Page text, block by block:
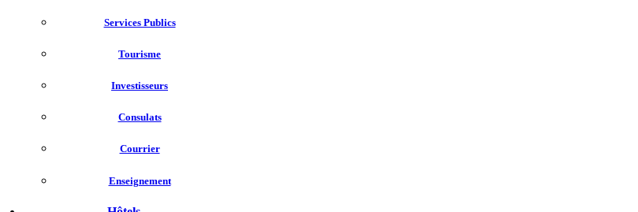
Services Publics
Tourisme
Investisseurs
Consulats
Courrier
Enseignement